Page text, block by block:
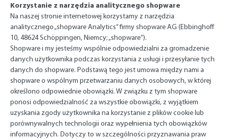
Korzystanie z narzędzia analitycznego shopware
Na naszej stronie internetowej korzystamy z narzędzia
analitycznego „shopware Analytics” firmy shopware AG (Ebbinghoff
10, 48624 Schöppingen, Niemcy; „shopware”).
Shopware i my jesteśmy wspólnie odpowiedzialni za gromadzenie
danych użytkownika podczas korzystania z usługi i przesyłanie tych
danych do shopware. Podstawą tego jest umowa między nami a
shopware o wspólnym przetwarzaniu danych osobowych, w której
określono odpowiednie obowiązki. W związku z tym shopware
ponosi odpowiedzialność za wszystkie obowiązki, z wyjątkiem
uzyskania zgody użytkownika na korzystanie z plików cookie lub
porównywalnych technologii oraz wypełnienia tych obowiązków
informacyjnych. Dotyczy to w szczególności przyznawania praw